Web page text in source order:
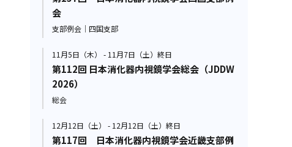
会
支部例会｜四国支部
11月5日（木） - 11月7日（土）終日
第112回 日本消化器内視鏡学会総会（JDDW
2026）
総会
12月12日（土） - 12月12日（土）終日
第117回 日本消化器内視鏡学会近畿支部例